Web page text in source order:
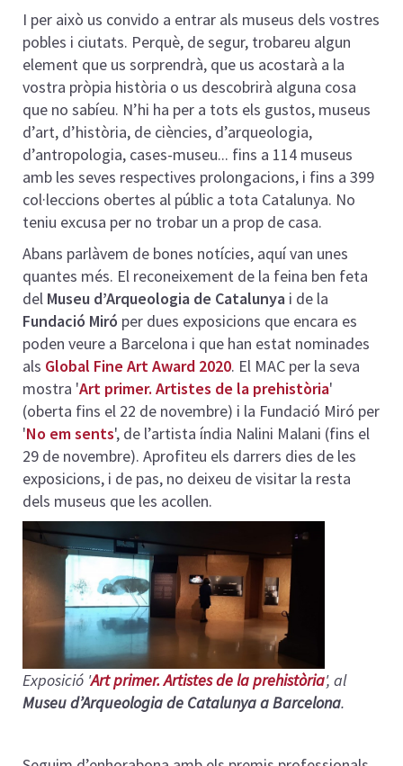
I per això us convido a entrar als museus dels vostres
pobles i ciutats. Perquè, de segur, trobareu algun
element que us sorprendrà, que us acostarà a la
vostra pròpia història o us descobrirà alguna cosa
que no sabíeu. N’hi ha per a tots els gustos, museus
d’art, d’història, de ciències, d’arqueologia,
d’antropologia, cases-museu... fins a 114 museus
amb les seves respectives prolongacions, i fins a 399
col·leccions obertes al públic a tota Catalunya. No
teniu excusa per no trobar un a prop de casa.
Abans parlàvem de bones notícies, aquí van unes
quantes més. El reconeixement de la feina ben feta
del Museu d’Arqueologia de Catalunya i de la
Fundació Miró per dues exposicions que encara es
poden veure a Barcelona i que han estat nominades
als Global Fine Art Award 2020. El MAC per la seva
mostra 'Art primer. Artistes de la prehistòria'
(oberta fins el 22 de novembre) i la Fundació Miró per
'No em sents', de l’artista índia Nalini Malani (fins el
29 de novembre). Aprofiteu els darrers dies de les
exposicions, i de pas, no deixeu de visitar la resta
dels museus que les acollen.
Exposició 'Art primer. Artistes de la prehistòria', al
Museu d’Arqueologia de Catalunya a Barcelona.